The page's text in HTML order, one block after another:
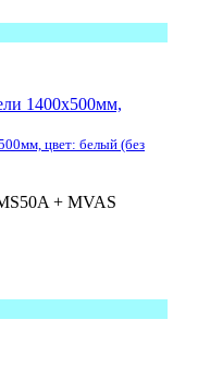
цвет: белый (без
+ MVAS